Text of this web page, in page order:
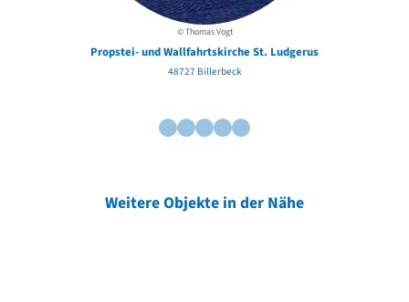
© Thomas Vogt
Propstei- und Wallfahrtskirche St. Ludgerus
48727 Billerbeck
Weitere Objekte in der Nähe